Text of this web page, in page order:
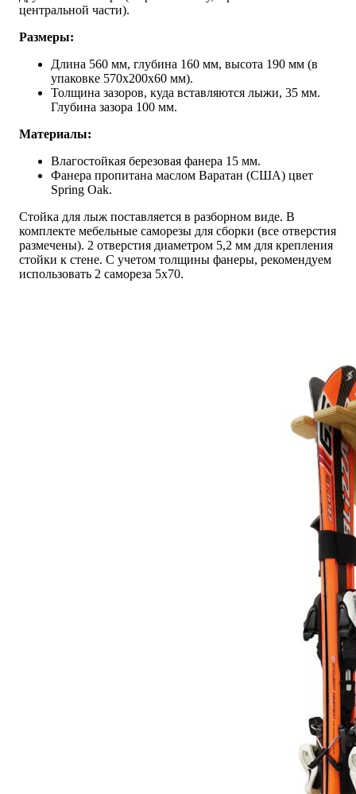
центральной части).
Размеры:
Длина 560 мм, глубина 160 мм, высота 190 мм (в
упаковке 570х200х60 мм).
Толщина зазоров, куда вставляются лыжи, 35 мм.
Глубина зазора 100 мм.
Материалы:
Влагостойкая березовая фанера 15 мм.
Фанера пропитана маслом Варатан (США) цвет
Spring Oak.
Стойка для лыж поставляется в разборном виде. В
комплекте мебельные саморезы для сборки (все отверстия
размечены). 2 отверстия диаметром 5,2 мм для крепления
стойки к стене. С учетом толщины фанеры, рекомендуем
использовать 2 самореза 5х70.